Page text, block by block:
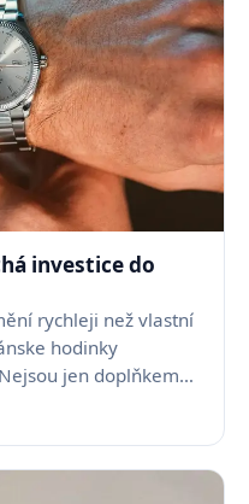
investice do
rychleji než vlastní
hodinky
jen doplňkem…